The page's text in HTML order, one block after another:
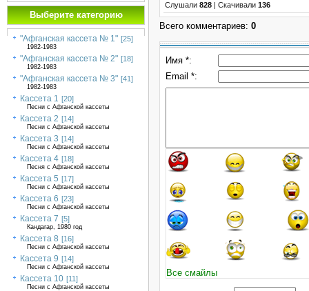
Выберите категорию
"Афганская кассета № 1" [25]
1982-1983
"Афганская кассета № 2" [18]
1982-1983
"Афганская кассета № 3" [41]
1982-1983
Кассета 1 [20]
Песни с Афганской кассеты
Кассета 2 [14]
Песни с Афганской кассеты
Кассета 3 [14]
Песни с Афганской кассеты
Кассета 4 [18]
Песня с Афганской кассеты
Кассета 5 [17]
Песни с Афганской кассеты
Кассета 6 [23]
Песни с Афганской кассеты
Кассета 7 [5]
Кандагар, 1980 год
Кассета 8 [16]
Песни с Афганской кассеты
Кассета 9 [14]
Песни с Афганской кассеты
Кассета 10 [11]
Песни с Афганской кассеты
Слушали 828 Скачивали 136
Всего комментариев: 0
Имя *:
Email *:
Все смайлы